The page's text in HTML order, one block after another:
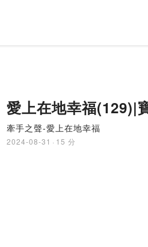
愛上在地幸福(129)|
牽手之聲-愛上在地幸福
2024-08-31 · 15 分